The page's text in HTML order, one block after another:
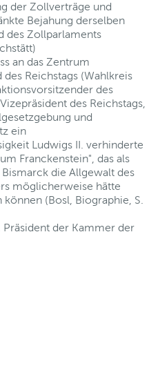
der Zollverträge und
Bejahung derselben
des Zollparlaments
an das Zentrum
des Reichstags (Wahlkreis
des
des Reichstags,
und
ein
Ludwigs II. verhinderte
Franckenstein", das als
die Allgewalt des
möglicherweise hätte
(Bosl, Biographie, S.
Präsident der Kammer der